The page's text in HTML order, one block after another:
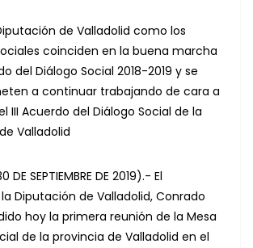
de Valladolid como los
coinciden en la buena marcha
del Diálogo Social 2018-2019 y se
a continuar trabajando de cara a
III Acuerdo del Diálogo Social de la
Valladolid
DE SEPTIEMBRE DE 2019).- El
Diputación de Valladolid, Conrado
hoy la primera reunión de la Mesa
de la provincia de Valladolid en el